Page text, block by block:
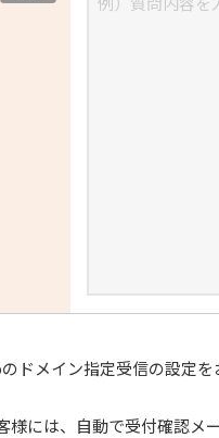
ドメイン指定受信の設定を
様には、自動で受付確認メ